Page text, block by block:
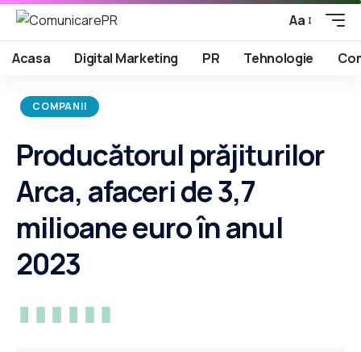
Aa
Acasa Digital Marketing PR Tehnologie
COMPANII
Producătorul prăjiturilor
Arca, afaceri de 3,7
milioane euro în anul
2023